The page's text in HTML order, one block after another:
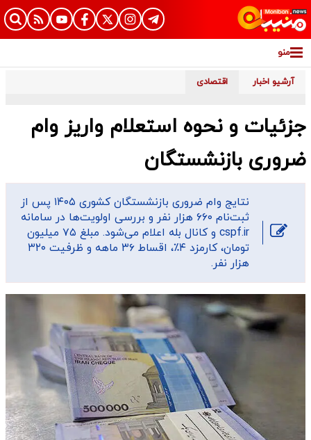
منو
آرشیو اخبار اقتصادی
جزئیات و نحوه استعلام واریز وام
ضروری بازنشستگان
نتایج وام ضروری بازنشستگان کشوری ۱۴۰۵ پس از
ثبت‌نام ۶۶۰ هزار نفر و بررسی اولویت‌ها در سامانه
cspf.ir و کانال بله اعلام می‌شود. مبلغ ۷۵ میلیون
تومان، کارمزد ۴٪، اقساط ۳۶ ماهه و ظرفیت ۳۲۰
هزار نفر.